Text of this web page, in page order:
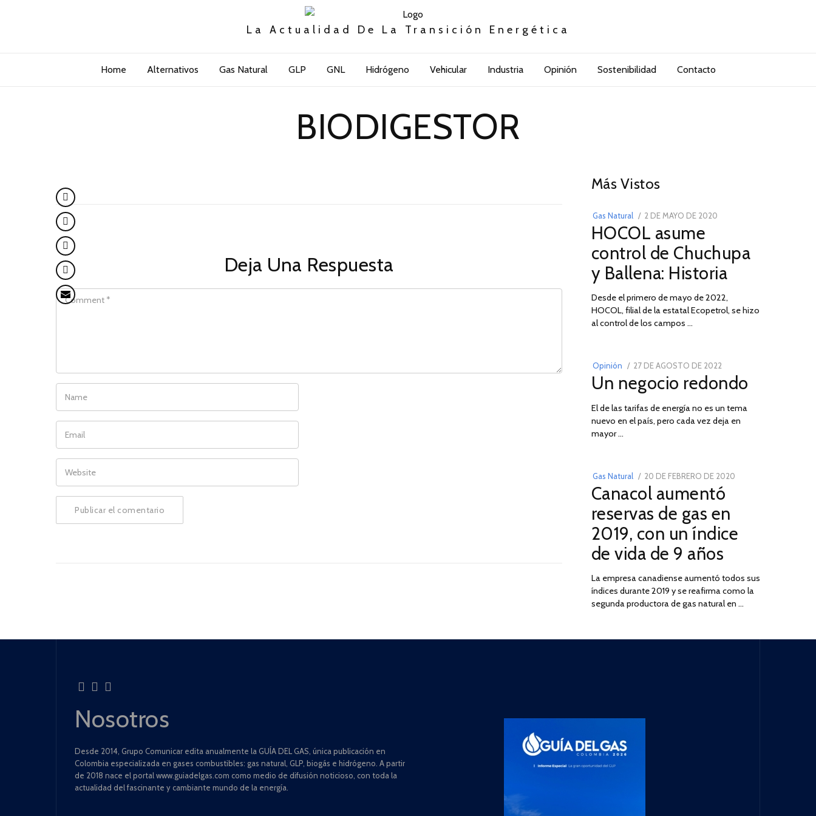
La Actualidad De La Transición Energética
Home Alternativos Gas Natural GLP GNL Hidrógeno Vehicular Industria Opinión Sostenibilidad Contacto
BIODIGESTOR
Deja Una Respuesta
COMMENT
NAME
EMAIL
WEBSITE
Más Vistos
Gas Natural
POSTED
ON
2 DE MAYO DE 2020
DE
2026
HOCOL asume
control de Chuchupa
y Ballena: Historia
Desde el primero de mayo de 2022,
HOCOL, filial de la estatal Ecopetrol, se hizo
al control de los campos …
Opinión
POSTED
ON
27 DE AGOSTO DE 202230
DE
DE
2022
Un negocio redondo
El de las tarifas de energía no es un tema
nuevo en el país, pero cada vez deja en
mayor …
03
Gas Natural
POSTED
ON
20 DE FEBRERO DE 2020
2025
Canacol aumentó
reservas de gas en
2019, con un índice
de vida de 9 años
La empresa canadiense aumentó todos sus
índices durante 2019 y se reafirma como la
segunda productora de gas natural en …
Nosotros
Desde 2014, Grupo Comunicar edita anualmente la GUÍA DEL GAS, única publicación en
Colombia especializada en gases combustibles: gas natural, GLP, biogás e hidrógeno. A partir
de 2018 nace el portal www.guiadelgas.com como medio de difusión noticioso, con toda la
actualidad del fascinante y cambiante mundo de la energía.